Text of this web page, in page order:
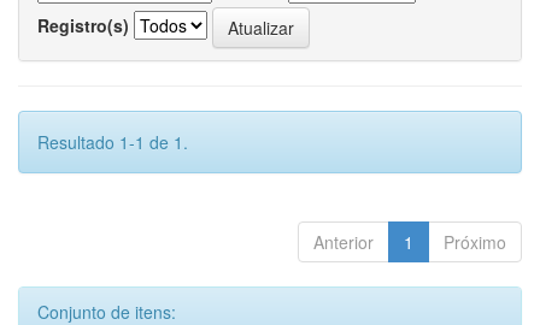
Registro(s)
Resultado 1-1 de 1.
Anterior 1 Próximo
Conjunto de itens: